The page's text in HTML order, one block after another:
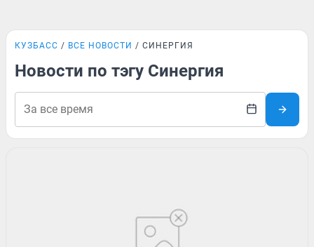
КУЗБАСС ВСЕ НОВОСТИ СИНЕРГИЯ
Новости по тэгу Синергия